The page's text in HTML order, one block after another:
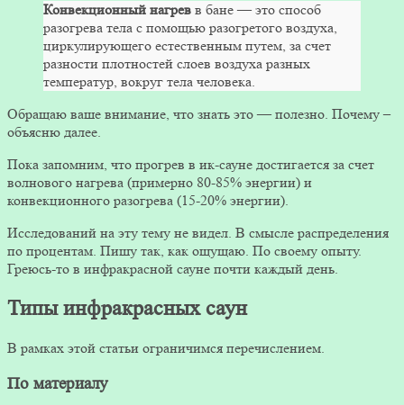
Конвекционный нагрев в бане — это способ
разогрева тела с помощью разогретого воздуха,
циркулирующего естественным путем, за счет
разности плотностей слоев воздуха разных
температур, вокруг тела человека.
Обращаю ваше внимание, что знать это — полезно. Почему –
объясню далее.
Пока запомним, что прогрев в ик-сауне достигается за счет
волнового нагрева (примерно 80-85% энергии) и
конвекционного разогрева (15-20% энергии).
Исследований на эту тему не видел. В смысле распределения
по процентам. Пишу так, как ощущаю. По своему опыту.
Греюсь-то в инфракрасной сауне почти каждый день.
Типы инфракрасных саун
В рамках этой статьи ограничимся перечислением.
По материалу